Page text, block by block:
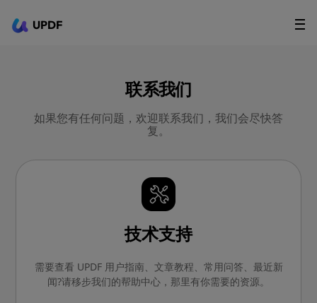
UPDF
AI Agents
升级会员
联系我们
如果您有任何问题，欢迎联系我们，我们会尽快答
复。
技术支持
需要查看 UPDF 用户指南、文章教程、常用问答、最近新
闻?请移步我们的帮助中心，那里有你需要的资源。